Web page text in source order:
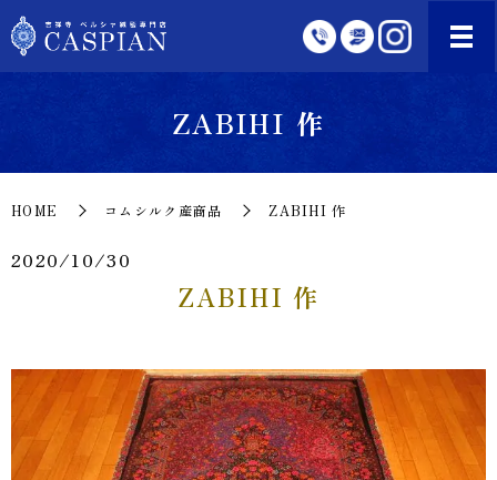
ZABIHI 作
HOME コムシルク産商品 ZABIHI 作
2020/10/30
ZABIHI 作